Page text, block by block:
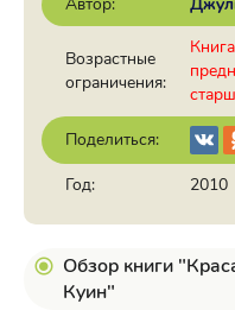
Возрастные
ограничения:
Поделиться:
Год:
2010
Обзор книги
Куин"